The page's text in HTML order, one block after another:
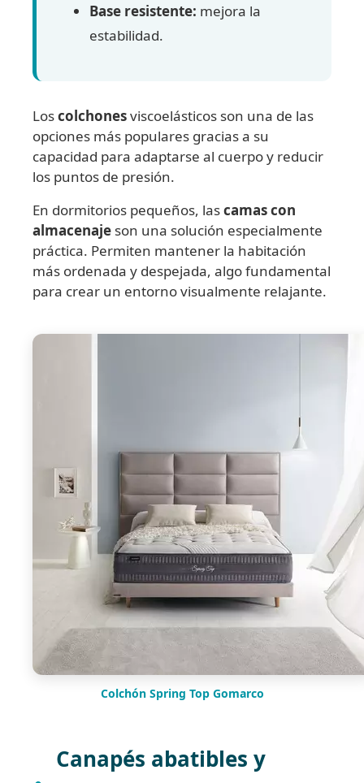
Base resistente: mejora la
estabilidad.
Loscolchonesviscoelásticos son una de las
opciones más populares gracias a su
capacidad para adaptarse al cuerpo y reducir
los puntos de presión.
En dormitorios pequeños, lascamas con
almacenaje son una solución especialmente
práctica. Permiten mantener la habitación
más ordenada y despejada, algo fundamental
para crear un entorno visualmente relajante.
Colchón Spring Top Gomarco
Canapés abatibles y